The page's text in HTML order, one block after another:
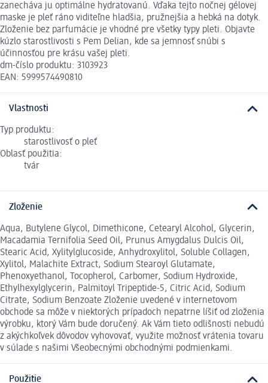
zanecháva ju optimálne hydratovanú. Vďaka tejto nočnej gélovej
maske je pleť ráno viditeľne hladšia, pružnejšia a hebká na dotyk.
Zloženie bez parfumácie je vhodné pre všetky typy pleti. Objavte
kúzlo starostlivosti s Pem Delian, kde sa jemnosť snúbi s
účinnosťou pre krásu vašej pleti.
dm-číslo produktu: 3103923
EAN: 5999574490810
Vlastnosti
Typ produktu:
starostlivosť o pleť
Oblasť použitia:
tvár
Zloženie
Aqua, Butylene Glycol, Dimethicone, Cetearyl Alcohol, Glycerin,
Macadamia Ternifolia Seed Oil, Prunus Amygdalus Dulcis Oil,
Stearic Acid, Xylitylglucoside, Anhydroxylitol, Soluble Collagen,
Xylitol, Malachite Extract, Sodium Stearoyl Glutamate,
Phenoxyethanol, Tocopherol, Carbomer, Sodium Hydroxide,
Ethylhexylglycerin, Palmitoyl Tripeptide-5, Citric Acid, Sodium
Citrate, Sodium Benzoate Zloženie uvedené v internetovom
obchode sa môže v niektorých prípadoch nepatrne líšiť od zloženia
výrobku, ktorý Vám bude doručený. Ak Vám tieto odlišnosti nebudú
z akýchkoľvek dôvodov vyhovovať, využite možnosť vrátenia tovaru
v súlade s našimi Všeobecnými obchodnými podmienkami.
Použitie